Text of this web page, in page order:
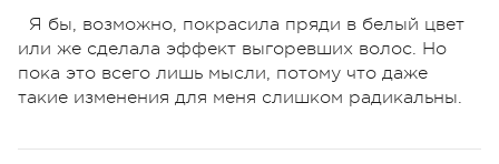
Я бы, возможно, покрасила пряди в белый цвет
или же сделала эффект выгоревших волос. Но
пока это всего лишь мысли, потому что даже
такие изменения для меня слишком радикальны.